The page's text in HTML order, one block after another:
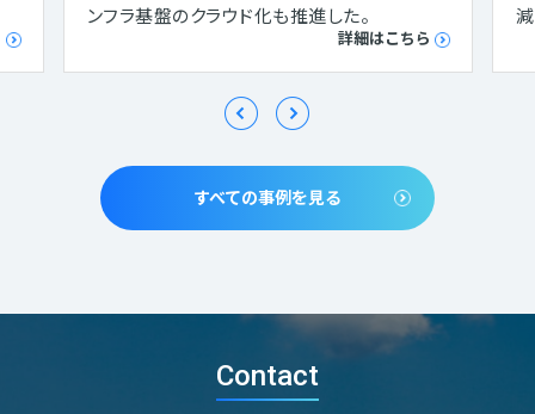
ンフラ基盤のクラウド化も推進した。
詳細はこちら
減
すべての事例を見る
Contact